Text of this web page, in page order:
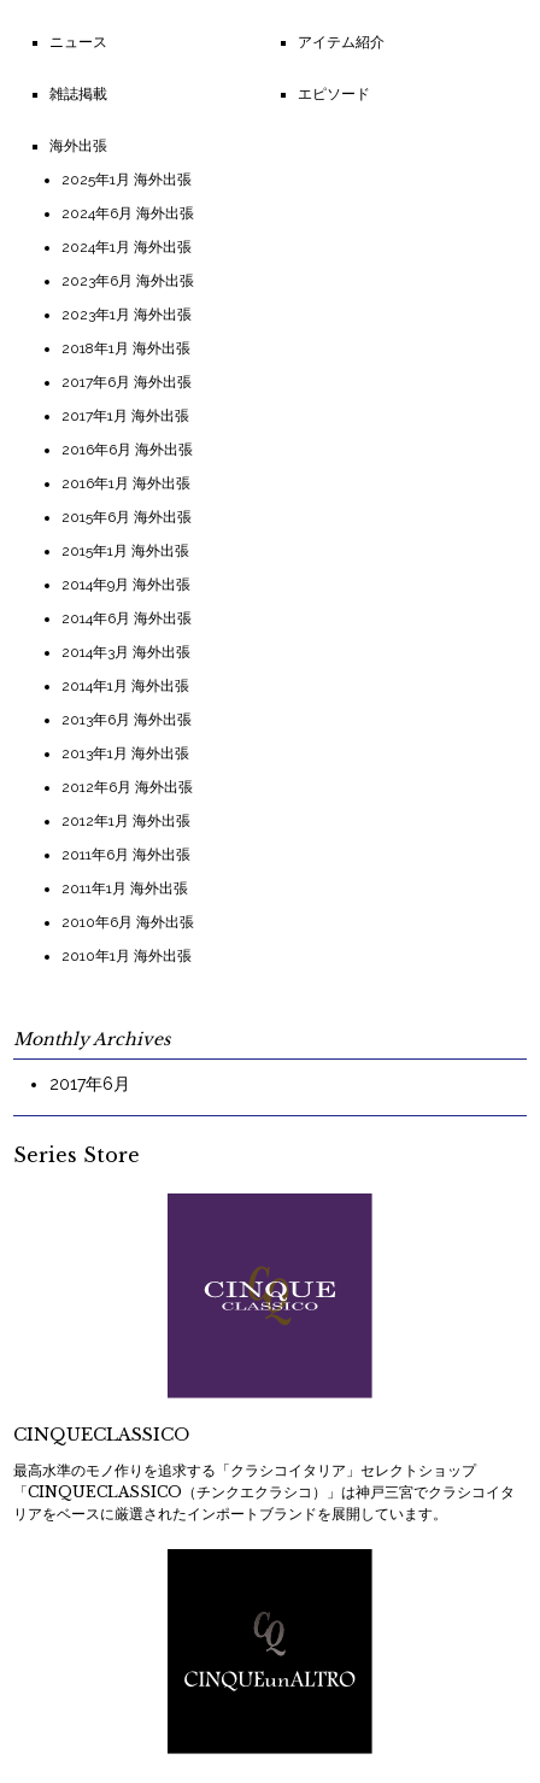
ニュース アイテム紹介
雑誌掲載 エピソード
海外出張
2025年1月 海外出張
2024年6月 海外出張
2024年1月 海外出張
2023年6月 海外出張
2023年1月 海外出張
2018年1月 海外出張
2017年6月 海外出張
2017年1月 海外出張
2016年6月 海外出張
2016年1月 海外出張
2015年6月 海外出張
2015年1月 海外出張
2014年9月 海外出張
2014年6月 海外出張
2014年3月 海外出張
2014年1月 海外出張
2013年6月 海外出張
2013年1月 海外出張
2012年6月 海外出張
2012年1月 海外出張
2011年6月 海外出張
2011年1月 海外出張
2010年6月 海外出張
2010年1月 海外出張
Monthly Archives
2017年6月
Series Store
CINQUECLASSICO
最高水準のモノ作りを追求する「クラシコイタリア」セレクトショップ
「CINQUECLASSICO（チンクエクラシコ）」は神戸三宮でクラシコイタ
リアをベースに厳選されたインポートブランドを展開しています。